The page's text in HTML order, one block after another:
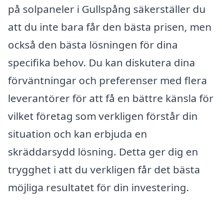
på solpaneler i Gullspång säkerställer du
att du inte bara får den bästa prisen, men
också den bästa lösningen för dina
specifika behov. Du kan diskutera dina
förväntningar och preferenser med flera
leverantörer för att få en bättre känsla för
vilket företag som verkligen förstår din
situation och kan erbjuda en
skräddarsydd lösning. Detta ger dig en
trygghet i att du verkligen får det bästa
möjliga resultatet för din investering.